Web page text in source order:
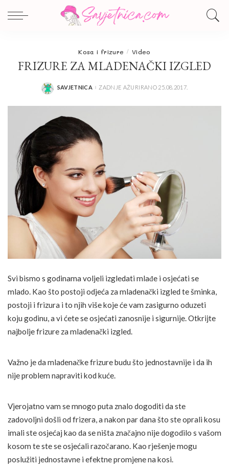
Kosa i frizure Video
FRIZURE ZA MLADENAČKI IZGLED
POSTED
SAVJETNICA ZADNJE AŽURIRANO 25.08.2017.
Svi bismo s godinama voljeli izgledati mlađe i osjećati se
mlado. Kao što postoji odjeća za mladenački izgled te šminka,
postoji i frizura i to njih više koje će vam zasigurno oduzeti
koju godinu, a vi ćete se osjećati zanosnije i sigurnije. Otkrijte
najbolje frizure za mladenački izgled.
Važno je da mladenačke frizure budu što jednostavnije i da ih
nije problem napraviti kod kuće.
Vjerojatno vam se mnogo puta znalo dogoditi da ste
zadovoljni došli od frizera, a nakon par dana što ste oprali kosu
imali ste osjećaj kao da se ništa značajno nije dogodilo s vašom
kosom te ste se osjećali razočarano. Kao rješenje mogu
poslužiti jednostavne i efektne promjene na kosi.